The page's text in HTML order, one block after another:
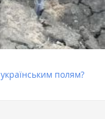
полям?